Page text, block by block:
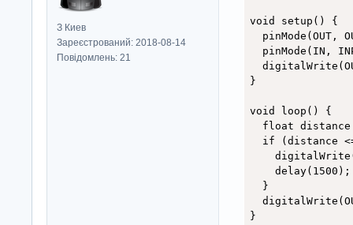
З Киев
Зареєстрований: 2018-08-14
Повідомлень: 21
void setup() {
pinMode(OUT,
pinMode(IN,
}
void loop() {
float
if (distance
    delay(1500);
  }
}